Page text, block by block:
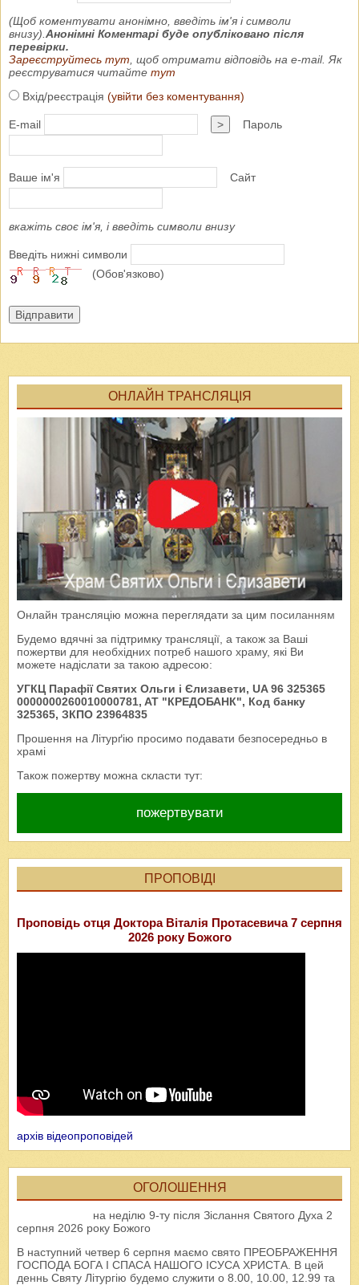
(Щоб коментувати анонімно, введіть ім'я і символи
внизу). Анонімні Коментарі буде опубліковано після
перевірки.
Зареєструйтесь тут , щоб отримати відповідь на e-mail. Як
реєструватися читайте тут
Вхід/реєстрація (увійти без коментування)
E-mail > Пароль
Ваше ім'я Сайт
вкажіть своє ім'я, і введіть символи внизу
Введіть нижні символи
(Обов'язково)
Відправити
ОНЛАЙН ТРАНСЛЯЦІЯ
Онлайн трансляцію можна переглядати за цим посиланням
Будемо вдячні за підтримку трансляції, а також за Ваші
пожертви для необхідних потреб нашого храму, які Ви
можете надіслати за такою адресою:
УГКЦ Парафії Святих Ольги і Єлизавети, UA 96 325365
0000000260010000781, AT "КРЕДОБАНК", Код банку
325365, ЗКПО 23964835
Прошення на Літурґію просимо подавати безпосередньо в
храмі
Також пожертву можна скласти тут:
пожертвувати
ПРОПОВІДІ
Проповідь отця Доктора Віталія Протасевича 7 серпня
2026 року Божого
архів відеопроповідей
ОГОЛОШЕННЯ
на неділю 9-ту після Зіслання Святого Духа 2
серпня 2026 року Божого
В наступний четвер 6 серпня маємо свято ПРЕОБРАЖЕННЯ
ГОСПОДА БОГА І СПАСА НАШОГО ІСУСА ХРИСТА. В цей
деннь Святу Літургію будемо служити о 8.00, 10.00, 12.99 та